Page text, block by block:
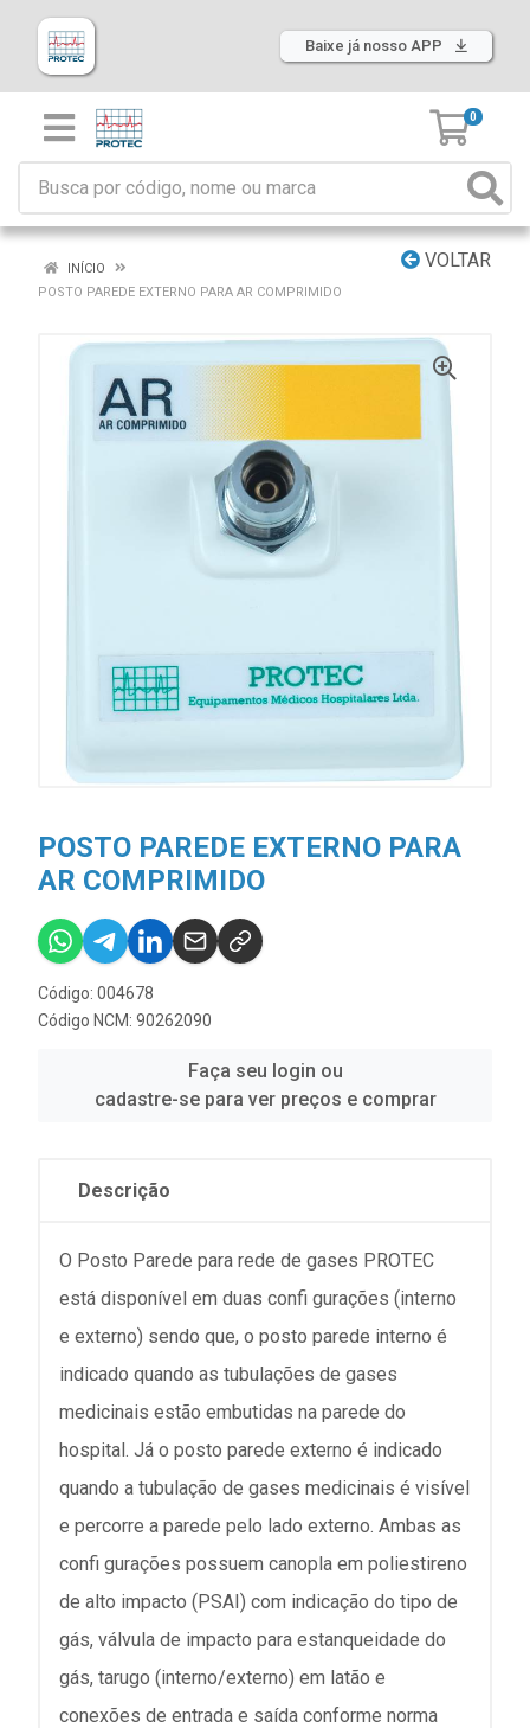
Baixe já nosso APP
0
VOLTAR
INÍCIO
POSTO PAREDE EXTERNO PARA AR COMPRIMIDO
POSTO PAREDE EXTERNO PARA
AR COMPRIMIDO
Código: 004678
Código NCM: 90262090
Faça seu login ou
cadastre-se para ver preços e comprar
Descrição
O Posto Parede para rede de gases PROTEC
está disponível em duas confi gurações (interno
e externo) sendo que, o posto parede interno é
indicado quando as tubulações de gases
medicinais estão embutidas na parede do
hospital. Já o posto parede externo é indicado
quando a tubulação de gases medicinais é visível
e percorre a parede pelo lado externo. Ambas as
confi gurações possuem canopla em poliestireno
de alto impacto (PSAI) com indicação do tipo de
gás, válvula de impacto para estanqueidade do
gás, tarugo (interno/externo) em latão e
conexões de entrada e saída conforme norma